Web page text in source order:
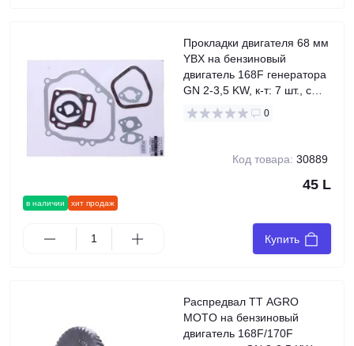
в наличии хит продаж
Прокладки двигателя 68 мм
YBX на бензиновый
двигатель 168F генератора
GN 2-3,5 KW, к-т: 7 шт., с
герметиком
0
Код товара: 30889
45 L
Купить
Распредвал TT AGRO
MOTO на бензиновый
двигатель 168F/170F